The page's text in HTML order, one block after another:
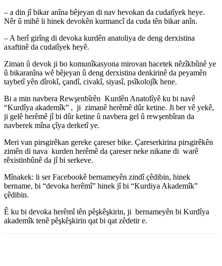
– a din jî bikar anîna bêjeyan di nav hevokan da cudatîyek heye.
Nêr û mihê li hinek devokên kurmancî da cuda tên bikar anîn.
– A herî girîng di devoka kurdên anatoliya de deng derxistina
axaftinê da cudatîyek heyê.
Ziman û devok ji bo komunîkasyona mirovan hacetek nêzîkbûnê ye
û bikaranîna wê bêjeyan û deng derxistina denkirinê da peyamên
taybetî yên dîrokî, çandî, civakî, siyasî, psîkolojîk hene.
Bi a min navbera Rewşenbîrên Kurdên Anatolîyê ku bi navê
“Kurdîya akademîk” , ji zimanê herêmê dûr ketine. Ji ber vê yekê,
ji gelê herêmê jî bi dûr ketine û navbera gel û rewşenbîran da
navberek mîna çîya derketî ye.
Meri van pirsgirêkan gereke çareser bike. Çareserkirina pirsgirêkên
zimên di nava kurden herêmê da çareser neke nikane di warê
rêxistinbûnê da jî bi serkeve.
Mînakek: li ser Facebookê bernameyên zindî çêdibin, hinek
bername, bi “devoka herêmî” hinek jî bi “Kurdiya Akademîk”
çêdibin.
Ê ku bi devoka herêmî tên pêşkêşkirin, ji bernameyên bi Kurdîya
akademîk tenê pêşkêşkirin qat bi qat zêdetir e.